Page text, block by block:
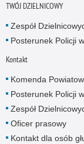
TWÓJ DZIELNICOWY
Zespół
Posterunek Policji
Kontakt
Komenda
Posterunek Policji
Zespół
Oficer prasowy
Kontakt dla osób